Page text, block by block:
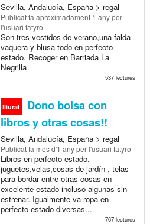
Sevilla, Andalucía, España > regal
Publicatfa aproximadament 1 anyper
l'usuari fatyro
Son tres vestidos de verano,una falda
vaquera y blusa todo en perfecto
estado. Recoger en Barriada La
Negrilla
537 lectures
lliurat
Dono bolsa con
libros y otras cosas!!
Sevilla, Andalucía, España > regal
Publicatfa més d'1 anyper l'usuari fatyro
Libros en perfecto estado,
juguetes,velas,cosas de jardín , telas
para bordar entre otras cosas en
excelente estado incluso algunas sin
estrenar. Igualmente va ropa en
perfecto estado diversas...
767 lectures